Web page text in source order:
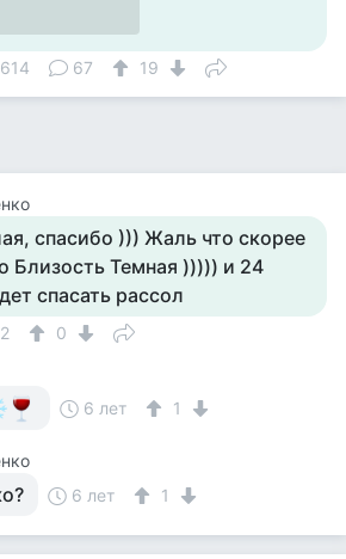
614 67 19
спасибо ))) Жаль что скорее
Близость Темная ))))) и 24
спасать рассол
2 0
6 лет
1
6 лет 1